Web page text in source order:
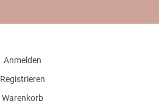
Anmelden
Registrieren
Warenkorb